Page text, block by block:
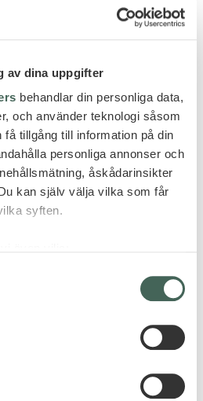
av dina uppgifter
behandlar din personliga data,
och använder teknologi såsom
tillgång till information på din
personliga annonser och
åskådarinsikter
kan själv välja vilka som får
syften.
på upp till flera meter
personliga uppgifter
ditt samtycke när som
VÅRA RESENÄRER
VAR
av Desert Adventures
förbi passkontrollen!